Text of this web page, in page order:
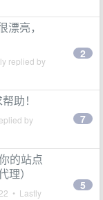
亮，
replied by
2
助！
by 7
的站点
理）
• Lastly
5